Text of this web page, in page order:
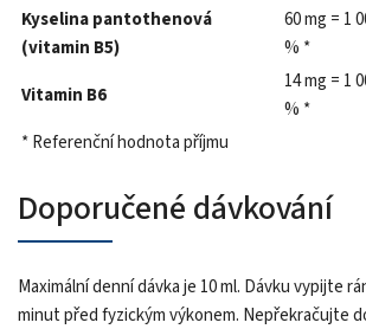
Kyselina pantothenová
(vitamin B5)
60 mg = 1
% *
Vitamin B6
14 mg = 1
% *
* Referenční hodnota příjmu
Doporučené dávkování
Maximální denní dávka je 10 ml. Dávku vypijte
minut před fyzickým výkonem. Nepřekračujte